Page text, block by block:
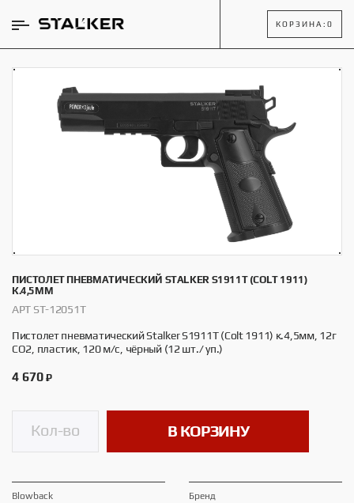
КОРЗИНА: 0
ПИСТОЛЕТ ПНЕВМАТИЧЕСКИЙ STALKER S1911T (COLT 1911)
К.4,5ММ
АРТ ST-12051T
Пистолет пневматический Stalker S1911T (Colt 1911) к.4,5мм, 12г
CO2, пластик, 120 м/с, чёрный (12 шт./ уп.)
4 670 ₽
В КОРЗИНУ
Blowback Брeнд